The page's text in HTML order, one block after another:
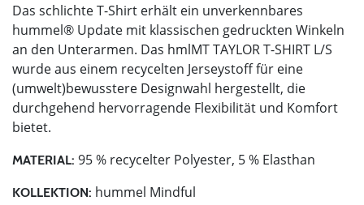
Das schlichte T-Shirt erhält ein unverkennbares
hummel® Update mit klassischen gedruckten Winkeln
an den Unterarmen. Das hmlMT TAYLOR T-SHIRT L/S
wurde aus einem recycelten Jerseystoff für eine
(umwelt)bewusstere Designwahl hergestellt, die
durchgehend hervorragende Flexibilität und Komfort
bietet.
MATERIAL: 95 % recycelter Polyester, 5 % Elasthan
KOLLEKTION: hummel Mindful